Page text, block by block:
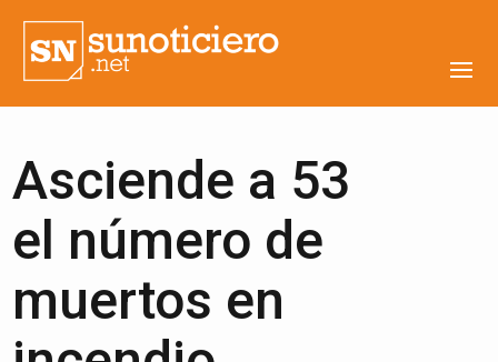
Asciende a 53
el número de
muertos en